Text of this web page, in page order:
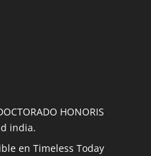
HONORIS
india.
en Timeless Today